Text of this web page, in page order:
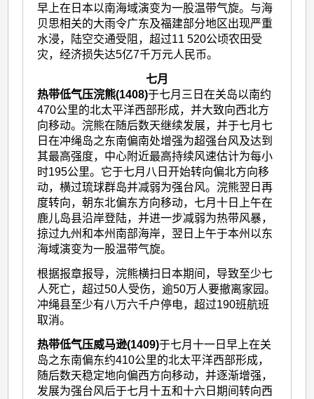
早上在日本以南海域演变为一股温带气旋。与海
贝思相关的大雨令广东及福建部分地区出现严重
水浸，陆空交通受阻，超过11 520公顷农田受
灾，经济损失达5亿7千万元人民币。
七月
热带低气压浣熊(1408)于七月三日在关岛以南约
470公里的北太平洋西部形成，并大致向西北方
向移动。浣熊在随后数天继续发展，并于七月七
日在冲绳岛之东南偏南处增强为超强台风及达到
其最高强度，中心附近最高持续风速估计为每小
时195公里。它于七月八日开始转向偏北方向移
动，横过琉球群岛并减弱为强台风。浣熊翌日再
度转向，朝东北偏东方向移动，七月十日上午在
鹿儿岛县沿岸登陆，并进一步减弱为热带风暴，
掠过九州和本州南部海岸，翌日上午于本州以东
海域演变为一股温带气旋。
根据报章报导，浣熊横扫日本期间，导致至少七
人死亡，超过50人受伤，逾50万人要撤离家园。
冲绳县至少有八万六千户停电，超过190班航班
取消。
热带低气压威马逊(1409)于七月十一日早上在关
岛之东南偏东约410公里的北太平洋西部形成，
随后数天稳定地向偏西方向移动，并逐渐增强，
发展为强台风后于七月十五和十六日期间转向西